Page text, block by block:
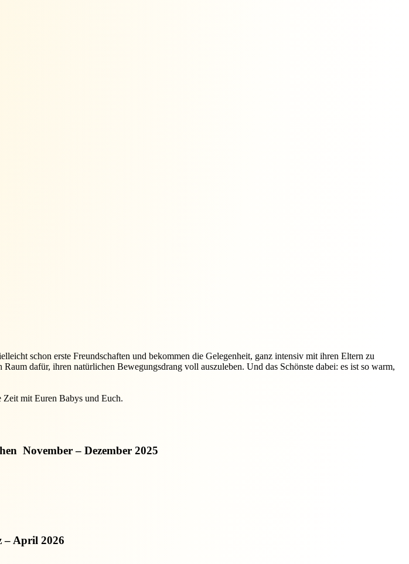
schon erste Freundschaften und bekommen die Gelegenheit, ganz intensiv mit ihren Eltern zu
dafür, ihren natürlichen Bewegungsdrang voll auszuleben. Und das Schönste dabei: es ist so warm,
Zeit mit Euren Babys und Euch.
November – Dezember 2025
– April 2026